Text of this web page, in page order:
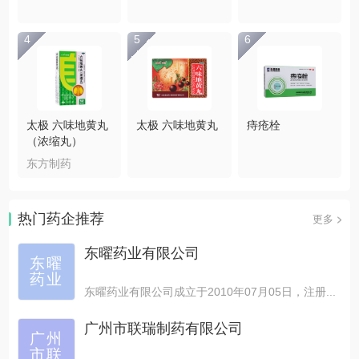
4
太极 六味地黄丸
（浓缩丸）
东方制药
5
太极 六味地黄丸
6
痔疮栓
热门药企推荐 更多
东曜
药业
东曜药业有限公司
东曜药业有限公司成立于2010年07月05日，注册...
广州
市联
广州市联瑞制药有限公司